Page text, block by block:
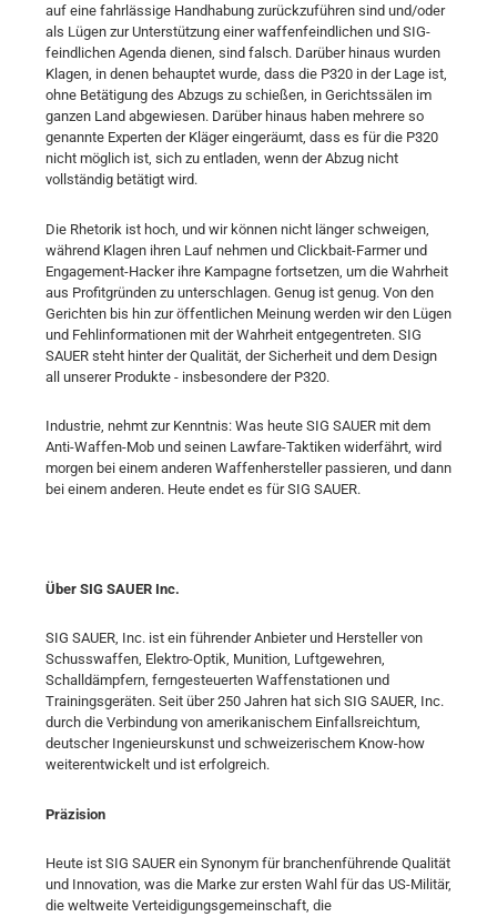
auf eine fahrlässige Handhabung zurückzuführen sind und/oder
als Lügen zur Unterstützung einer waffenfeindlichen und SIG-
feindlichen Agenda dienen, sind falsch. Darüber hinaus wurden
Klagen, in denen behauptet wurde, dass die P320 in der Lage ist,
ohne Betätigung des Abzugs zu schießen, in Gerichtssälen im
ganzen Land abgewiesen. Darüber hinaus haben mehrere so
genannte Experten der Kläger eingeräumt, dass es für die P320
nicht möglich ist, sich zu entladen, wenn der Abzug nicht
vollständig betätigt wird.
Die Rhetorik ist hoch, und wir können nicht länger schweigen,
während Klagen ihren Lauf nehmen und Clickbait-Farmer und
Engagement-Hacker ihre Kampagne fortsetzen, um die Wahrheit
aus Profitgründen zu unterschlagen. Genug ist genug. Von den
Gerichten bis hin zur öffentlichen Meinung werden wir den Lügen
und Fehlinformationen mit der Wahrheit entgegentreten. SIG
SAUER steht hinter der Qualität, der Sicherheit und dem Design
all unserer Produkte - insbesondere der P320.
Industrie, nehmt zur Kenntnis: Was heute SIG SAUER mit dem
Anti-Waffen-Mob und seinen Lawfare-Taktiken widerfährt, wird
morgen bei einem anderen Waffenhersteller passieren, und dann
bei einem anderen. Heute endet es für SIG SAUER.
Über SIG SAUER Inc.
SIG SAUER, Inc. ist ein führender Anbieter und Hersteller von
Schusswaffen, Elektro-Optik, Munition, Luftgewehren,
Schalldämpfern, ferngesteuerten Waffenstationen und
Trainingsgeräten. Seit über 250 Jahren hat sich SIG SAUER, Inc.
durch die Verbindung von amerikanischem Einfallsreichtum,
deutscher Ingenieurskunst und schweizerischem Know-how
weiterentwickelt und ist erfolgreich.
Präzision
Heute ist SIG SAUER ein Synonym für branchenführende Qualität
und Innovation, was die Marke zur ersten Wahl für das US-Militär,
die weltweite Verteidigungsgemeinschaft, die